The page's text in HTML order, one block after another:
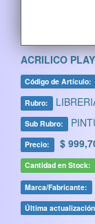
ACRILICO
Código de Artículo:
Rubro:
Sub Rubro:
Precio: $
Cantidad en Stock:
Marca/Fabricante:
Última